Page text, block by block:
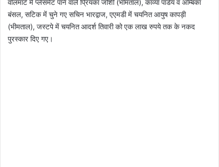
वॉलमार्ट में प्लेसमेंट पाने वाले प्रियंका जोशी (भीमताल), काव्या पांडेय व अम्बिका
बंसल, सटिक में चुने गए सचिन भारद्वाज, एएमडी में चयनित आयुष कापड़ी
(भीमताल), जस्टपे में चयनित आदर्श तिवारी को एक लाख रुपये तक के नकद
पुरस्कार दिए गए।